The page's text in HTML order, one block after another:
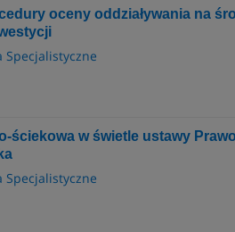
oceny oddziaływania na
Specjalistyczne
ściekowa w świetle ustawy
Specjalistyczne